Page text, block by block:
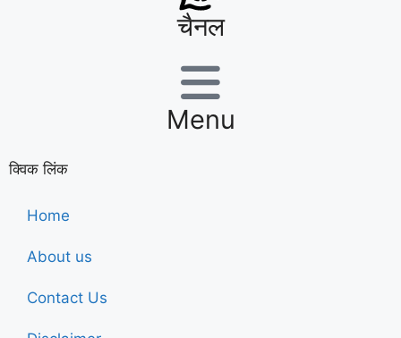
चैनल
Menu
क्विक लिंक
Home
About us
Contact Us